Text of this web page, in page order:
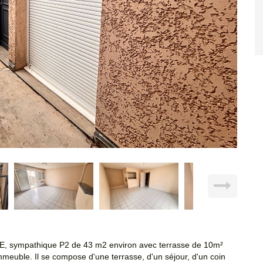
sympathique P2 de 43 m2 environ avec terrasse de 10m²
Il se compose d'une terrasse, d'un séjour, d'un coin